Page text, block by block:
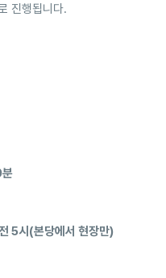
진행됩니다.
5시(본당에서 현장만)